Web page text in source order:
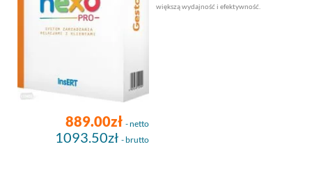
889.00zł - netto
1093.50zł - brutto
większą wydajność i efektywność.